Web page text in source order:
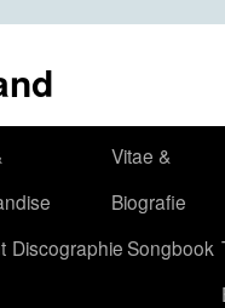
Vitae &
Biografie
DiscographieSongbook